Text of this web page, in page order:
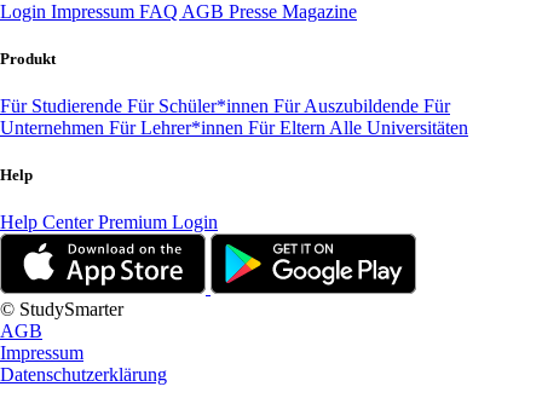
Login Impressum FAQ AGB Presse Magazine
Produkt
Für Studierende Für Schüler*innen Für Auszubildende Für
Unternehmen Für Lehrer*innen Für Eltern Alle Universitäten
Help
Help CenterPremium Login
© StudySmarter
AGB
Impressum
Datenschutzerklärung